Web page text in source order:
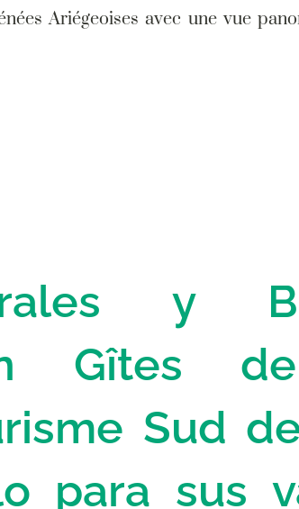
Ariégeoises avec une vue
y
Gîtes
Sud
para sus